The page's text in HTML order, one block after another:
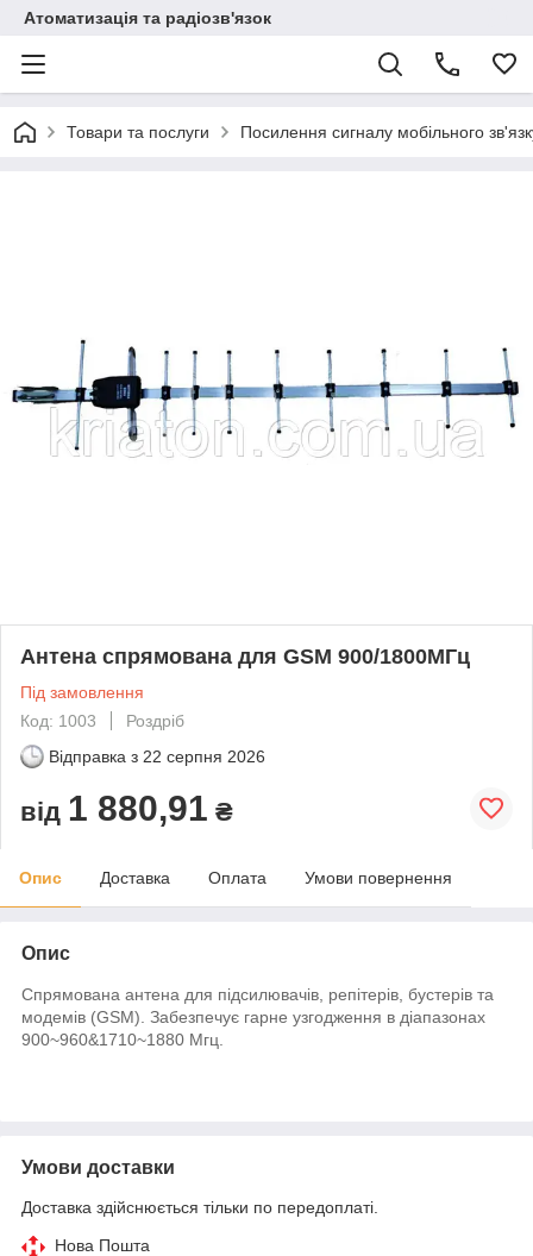
Атоматизація та радіозв'язок
Товари та послуги Посилення сигналу мобільного
Антена спрямована для GSM 900/1800МГц
Під замовлення
Код: 1003
Роздріб
Відправка з 22 серпня 2026
від 1 880,91 ₴
Опис Доставка Оплата Умови повернення
Опис
Спрямована антена для підсилювачів, репітерів, бустерів та
модемів (GSM). Забезпечує гарне узгодження в діапазонах
900~960&1710~1880 Мгц.
Умови доставки
Доставка здійснюється тільки по передоплаті.
Нова Пошта